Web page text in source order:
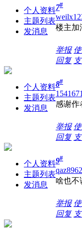
个人资料
主题列表
发消息
7#
楼主加
举报
回复
个人资料
主题列表
发消息
8#
感谢作
举报
回复
个人资料
主题列表
发消息
9#
啥也不
举报
回复